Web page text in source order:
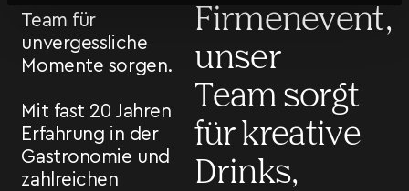
Team für
unvergessliche
Momente sorgen.
Mit fast 20 Jahren
Erfahrung in der
Gastronomie und
zahlreichen
Firmenevent,
unser
Team sorgt
für kreative
Drinks,